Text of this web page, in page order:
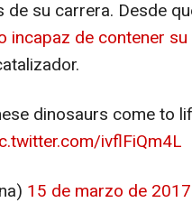
su carrera. Desde
incapaz de contener
dinosaurs come to
ivflFiQm4L
15 de marzo de 2017